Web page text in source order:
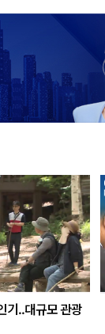
기..대규모 관광